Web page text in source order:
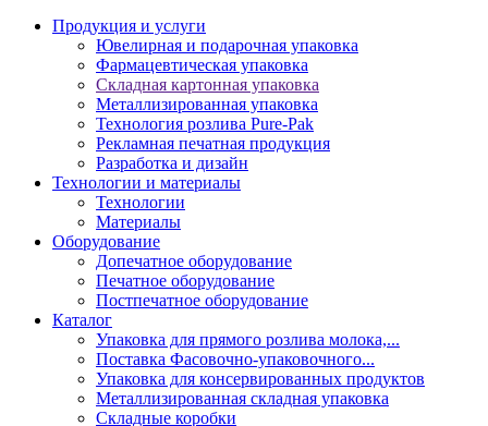
Продукция и услуги
Ювелирная и подарочная упаковка
Фармацевтическая упаковка
Складная картонная упаковка
Металлизированная упаковка
Технология розлива Pure-Pak
Рекламная печатная продукция
Разработка и дизайн
Технологии и материалы
Технологии
Материалы
Оборудование
Допечатное оборудование
Печатное оборудование
Постпечатное оборудование
Каталог
Упаковка для прямого розлива молока,...
Поставка Фасовочно-упаковочного...
Упаковка для консервированных продуктов
Металлизированная складная упаковка
Складные коробки